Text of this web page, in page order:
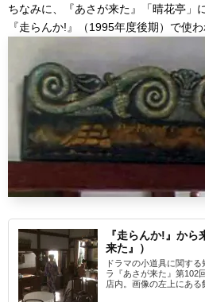
ちなみに、『あさが来た』「晴花亭」
『走らんか!』（1995年度後期）で使
『走らんか!』か
来た』）
ドラマの小道具に関す
ラ『あさが来た』第102
店内。画像の左上にある